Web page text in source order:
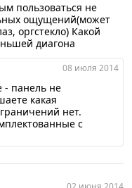
пользоваться не
ощущений(может
оргстекло) Какой
диагона
08 июля 2014
- панель не
какая
нет.
с